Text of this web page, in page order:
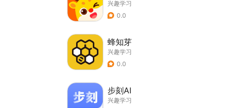
兴趣学习
0.0
蜂知芽
兴趣学习
0.0
步刻AI
兴趣学习